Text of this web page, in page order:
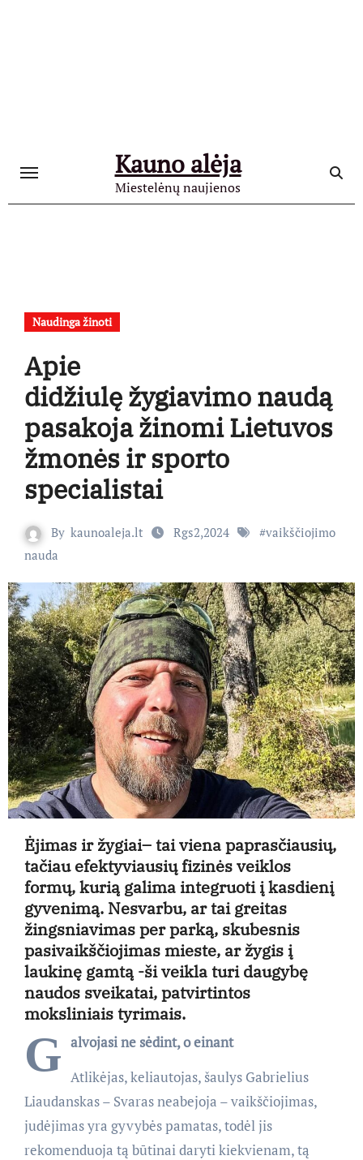
Kauno alėja
Miestelėnų naujienos
Naudinga žinoti
Apie
didžiulę žygiavimo naudą
pasakoja žinomi Lietuvos
žmonės ir sporto
specialistai
By kaunoaleja.lt Rgs2,2024 #vaikščiojimo
nauda
Ėjimas ir žygiai– tai viena paprasčiausių,
tačiau efektyviausių fizinės veiklos
formų, kurią galima integruoti į kasdienį
gyvenimą. Nesvarbu, ar tai greitas
žingsniavimas per parką, skubesnis
pasivaikščiojimas mieste, ar žygis į
laukinę gamtą -ši veikla turi daugybę
naudos sveikatai, patvirtintos
moksliniais tyrimais.
G alvojasi ne sėdint, o einant
Atlikėjas, keliautojas, šaulys Gabrielius
Liaudanskas – Svaras neabejoja – vaikščiojimas,
judėjimas yra gyvybės pamatas, todėl jis
rekomenduoja tą būtinai daryti kiekvienam, tą